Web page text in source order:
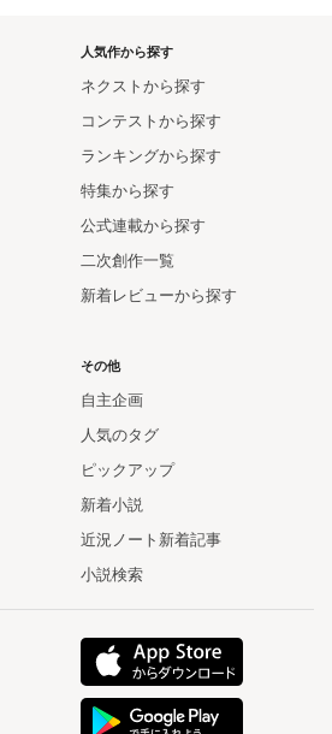
人気作から探す
ネクストから探す
コンテストから探す
ランキングから探す
特集から探す
公式連載から探す
二次創作一覧
新着レビューから探す
その他
自主企画
人気のタグ
ピックアップ
新着小説
近況ノート新着記事
小説検索